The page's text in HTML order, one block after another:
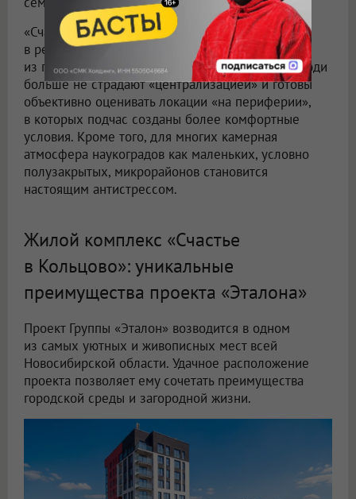
«Счастье в Кольцово», как и другие проекты
в региональных наукоградах, отражают один
из главных трендов на рынке недвижимости. Люди
больше не страдают «централизацией» и готовы
объективно оценивать локации «на периферии»,
в которых подчас созданы более комфортные
условия. Кроме того, для многих камерная
атмосфера наукоградов как маленьких, условно
полузакрытых, микрорайонов становится
настоящим антистрессом.
Жилой комплекс «Счастье
в Кольцово»: уникальные
преимущества проекта «Эталона»
Проект Группы «Эталон» возводится в одном
из самых уютных и живописных мест всей
Новосибирской области. Удачное расположение
проекта позволяет ему сочетать преимущества
городской среды и загородной жизни.